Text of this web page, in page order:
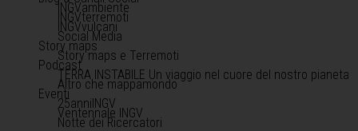
INGVambiente
INGVterremoti
INGVvulcani
Social Media
Story maps
Story maps e Terremoti
Podcast
TERRA INSTABILE Un viaggio nel cuore del nostro pianeta
Altro che mappamondo
Eventi
25anniINGV
Ventennale INGV
Notte dei Ricercatori